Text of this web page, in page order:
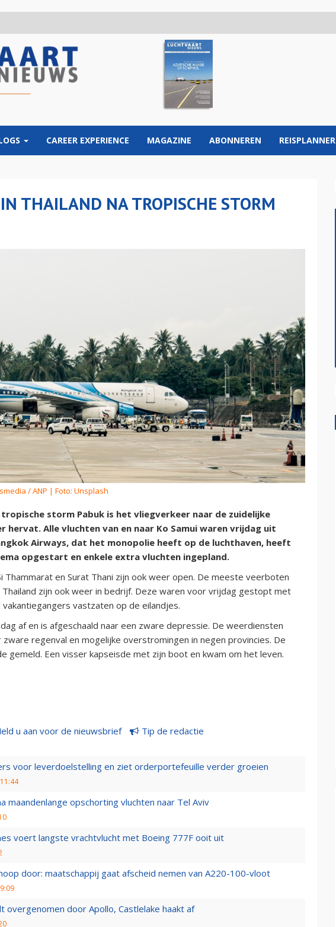
CAREER EXPERIENCE MAGAZINE ABONNEREN REISPLANNER
THAILAND NA TROPISCHE STORM
/ ANP | Foto: Unsplash
tropische storm Pabuk is het vliegverkeer naar de zuidelijke
hervat. Alle vluchten van en naar Ko Samui waren vrijdag uit
Airways, dat het monopolie heeft op de luchthaven, heeft
opgestart en enkele extra vluchten ingepland.
Thammarat en Surat Thani zijn ook weer open. De meeste veerboten
Thailand zijn ook weer in bedrijf. Deze waren voor vrijdag gestopt met
vastzaten op de eilandjes.
af en is afgeschaald naar een zware depressie. De weerdiensten
regenval en mogelijke overstromingen in negen provincies. De
gemeld. Een visser kapseisde met zijn boot en kwam om het leven.
u aan voor de nieuwsbrief Tip de redactie
voor leverdoelstelling en ziet orderportefeuille verder groeien
maandenlange opschorting vluchten naar Tel Aviv
voert langste vrachtvlucht met Boeing 777F ooit uit
door: maatschappij gaat afscheid nemen van A220-100-vloot
overgenomen door Apollo, Castlelake haakt af